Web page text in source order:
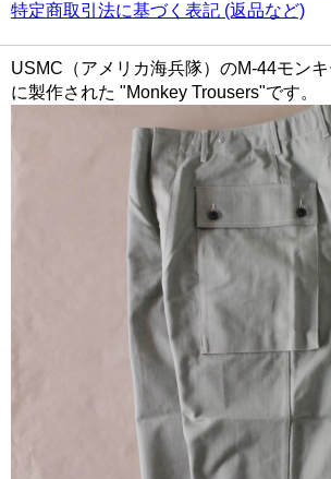
特定商取引法に基づく表記 (返品など)
USMC（アメリカ海兵隊）のM-44モン
に製作された "Monkey Trousers"です。